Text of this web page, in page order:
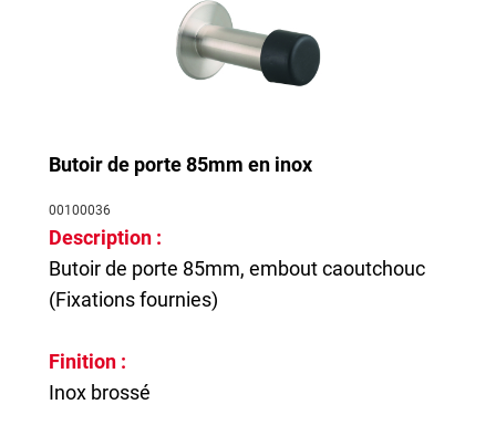
Butoir de porte 85mm en inox
00100036
Description :
Butoir de porte 85mm, embout caoutchouc
(Fixations fournies)
Finition :
Inox brossé